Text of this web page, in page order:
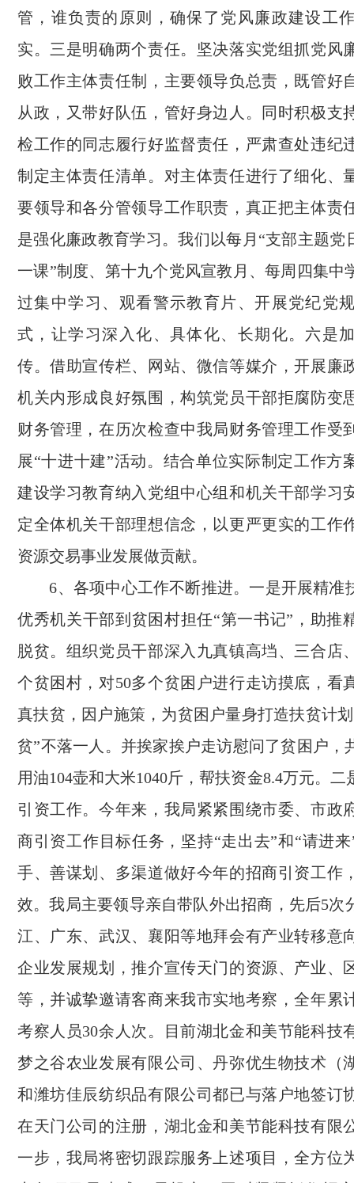
管，谁负责的原则，确保了党风廉政建设工
实。三是明确两个责任。坚决落实党组抓党风
败工作主体责任制，主要领导负总责，既管好
从政，又带好队伍，管好身边人。同时积极支
检工作的同志履行好监督责任，严肃查处违纪
制定主体责任清单。对主体责任进行了细化、
要领导和各分管领导工作职责，真正把主体责
是强化廉政教育学习。我们以每月“支部主题党
一课”制度、第十九个党风宣教月、每周四集中
过集中学习、观看警示教育片、开展党纪党
式，让学习深入化、具体化、长期化。六是
传。借助宣传栏、网站、微信等媒介，开展廉
机关内形成良好氛围，构筑党员干部拒腐防变
财务管理，在历次检查中我局财务管理工作受
展“十进十建”活动。结合单位实际制定工作方
建设学习教育纳入党组中心组和机关干部学习
定全体机关干部理想信念，以更严更实的工作
资源交易事业发展做贡献。
6、各项中心工作不断推进。一是开展精准
优秀机关干部到贫困村担任“第一书记”，助推
脱贫。组织党员干部深入九真镇高垱、三合店
个贫困村，对50多个贫困户进行走访摸底，看
真扶贫，因户施策，为贫困户量身打造扶贫计
贫”不落一人。并挨家挨户走访慰问了贫困户，
用油104壶和大米1040斤，帮扶资金8.4万元。二
引资工作。今年来，我局紧紧围绕市委、市政
商引资工作目标任务，坚持“走出去”和“请进
手、善谋划、多渠道做好今年的招商引资工作
效。我局主要领导亲自带队外出招商，先后5次
江、广东、武汉、襄阳等地拜会有产业转移意
企业发展规划，推介宣传天门的资源、产业、
等，并诚挚邀请客商来我市实地考察，全年累
考察人员30余人次。目前湖北金和美节能科技
梦之谷农业发展有限公司、丹弥优生物技术（
和潍坊佳辰纺织品有限公司都已与落户地签订
在天门公司的注册，湖北金和美节能科技有限
一步，我局将密切跟踪服务上述项目，全方位